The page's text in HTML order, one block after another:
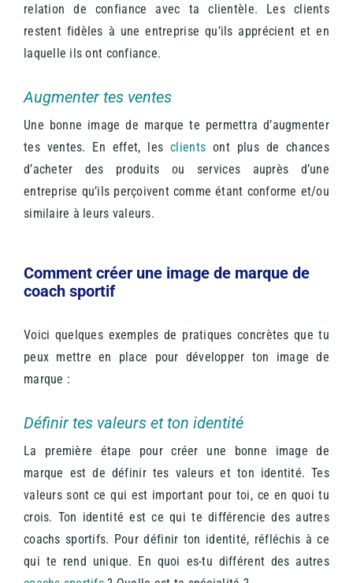
relation de confiance avec ta clientèle. Les clients
restent fidèles à une entreprise qu’ils apprécient et en
laquelle ils ont confiance.
Augmenter tes ventes
Une bonne image de marque te permettra d’augmenter
tes ventes. En effet, lesclients ont plus de chances
d’acheter des produits ou services auprès d’une
entreprise qu’ils perçoivent comme étant conforme et/ou
similaire à leurs valeurs.
Comment créer une image de marque de
coach sportif
Voici quelques exemples de pratiques concrètes que tu
peux mettre en place pour développer ton image de
marque :
Définir tes valeurs et ton identité
La première étape pour créer une bonne image de
marque est de définir tes valeurs et ton identité. Tes
valeurs sont ce qui est important pour toi, ce en quoi tu
crois. Ton identité est ce qui te différencie des autres
coachs sportifs. Pour définir ton identité, réfléchis à ce
qui te rend unique. En quoi es-tu différent des autres